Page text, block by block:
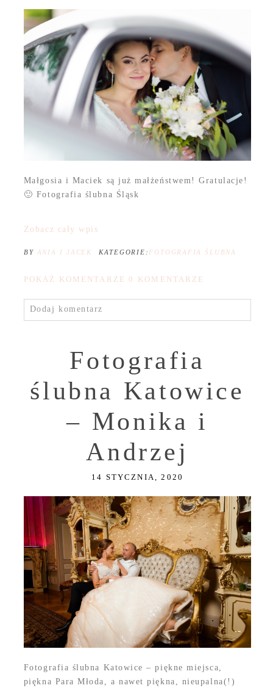
Małgosia i Maciek są już małżeństwem! Gratulacje!
🙂 Fotografia ślubna Śląsk
Zobacz cały wpis
BY ANIA I JACEK KATEGORIE: FOTOGRAFIA ŚLUBNA
POKAŻ KOMENTARZE 0 KOMENTARZE
Dodaj komentarz
Fotografia
ślubna Katowice
– Monika i
Andrzej
14 STYCZNIA, 2020
Fotografia ślubna Katowice – piękne miejsca,
piękna Para Młoda, a nawet piękna, nieupalna(!)